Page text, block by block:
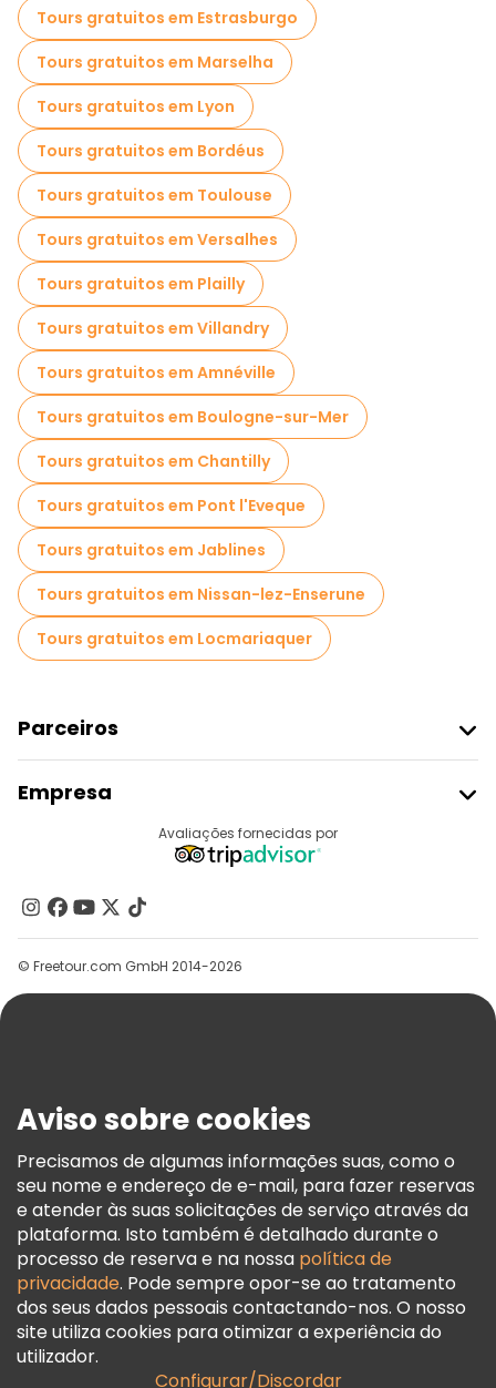
Tours gratuitos em Estrasburgo
Tours gratuitos em Marselha
Tours gratuitos em Lyon
Tours gratuitos em Bordéus
Tours gratuitos em Toulouse
Tours gratuitos em Versalhes
Tours gratuitos em Plailly
Tours gratuitos em Villandry
Tours gratuitos em Amnéville
Tours gratuitos em Boulogne-sur-Mer
Tours gratuitos em Chantilly
Tours gratuitos em Pont l'Eveque
Tours gratuitos em Jablines
Tours gratuitos em Nissan-lez-Enserune
Tours gratuitos em Locmariaquer
Parceiros
Registo Do Fornecedor
Programa De Afiliados
Empresa
Contacte-Nos
Grupos
Ajuda
Termos E Informações Legais
Política De Cookies
Freetour Prémios
Programa De Fidelidade
Avaliações fornecidas por
© Freetour.com GmbH 2014-2026
Aviso sobre cookies
Precisamos de algumas informações suas, como o
seu nome e endereço de e-mail, para fazer reservas
e atender às suas solicitações de serviço através da
plataforma. Isto também é detalhado durante o
processo de reserva e na nossa política de
privacidade. Pode sempre opor-se ao tratamento
dos seus dados pessoais contactando-nos. O nosso
site utiliza cookies para otimizar a experiência do
utilizador.
Configurar/Discordar